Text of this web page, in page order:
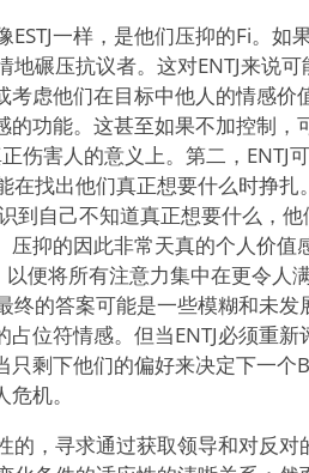
ESTJ一样，是他们压抑的Fi。
地碾压抗议者。这对ENTJ来说
考虑他们在目标中他人的情感
功能。这甚至如果不加控制，
伤害人的意义上。第二，ENTJ
在找出他们真正想要什么时挣
到自己不知道真正想要什么，
压抑的因此非常天真的个人价
便将所有注意力集中在更令人
终的答案可能是一些模糊和未
位符情感。但当ENTJ必须重
只剩下他们的偏好来决定下一个
机。
的，寻求通过获取领导和对反